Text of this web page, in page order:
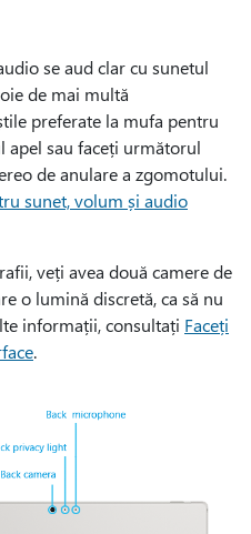
se aud clar cu sunetul
de mai multă
preferate la mufa pentru
apel sau faceți următorul
de anulare a zgomotului.
sunet, volum și audio
veți avea două camere de
o lumină discretă, ca să nu
informații, consultați Faceți
.